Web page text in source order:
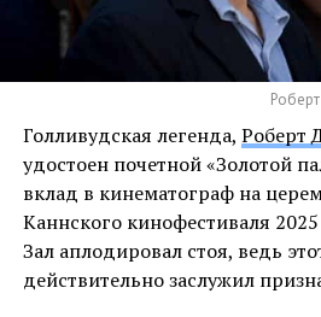
Голливудская легенда, Роберт
удостоен почетной «Золотой
вклад в кинематограф на
Каннского кинофестиваля
Зал аплодировал стоя, ведь
действительно заслужил